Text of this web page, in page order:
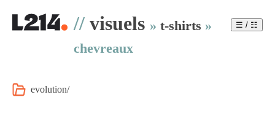
// visuels » t-shirts »
chevreaux
evolution/
☰ / ☷